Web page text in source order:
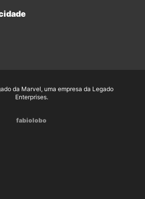
da Marvel, uma empresa da Legado
Enterprises.
fabiolobo